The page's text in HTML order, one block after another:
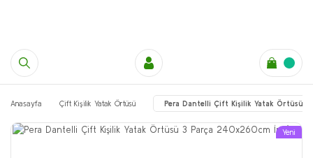
Anasayfa Çift Kişilik Yatak Örtüsü Pera Dantelli Çift Kişilik Yatak Örtüsü
Yeni